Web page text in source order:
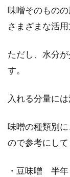
味噌そのもの
さまざまな活用
ただし、水分
す。
入れる分量には
味噌の種類別
ので参考にして
・豆味噌 半